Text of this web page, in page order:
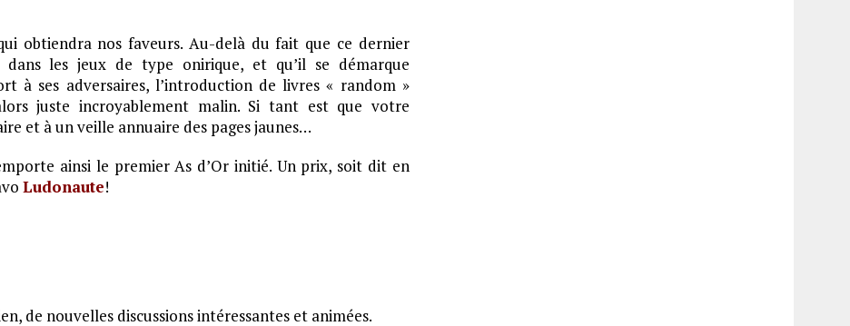
obtiendra nos faveurs. Au-delà du fait que ce dernier
les jeux de type onirique, et qu’il se démarque
à ses adversaires, l’introduction de livres « random »
juste incroyablement malin. Si tant est que votre
et à un veille annuaire des pages jaunes…
ainsi le premier As d’Or initié. Un prix, soit dit en
Ludonaute!
de nouvelles discussions intéressantes et animées.